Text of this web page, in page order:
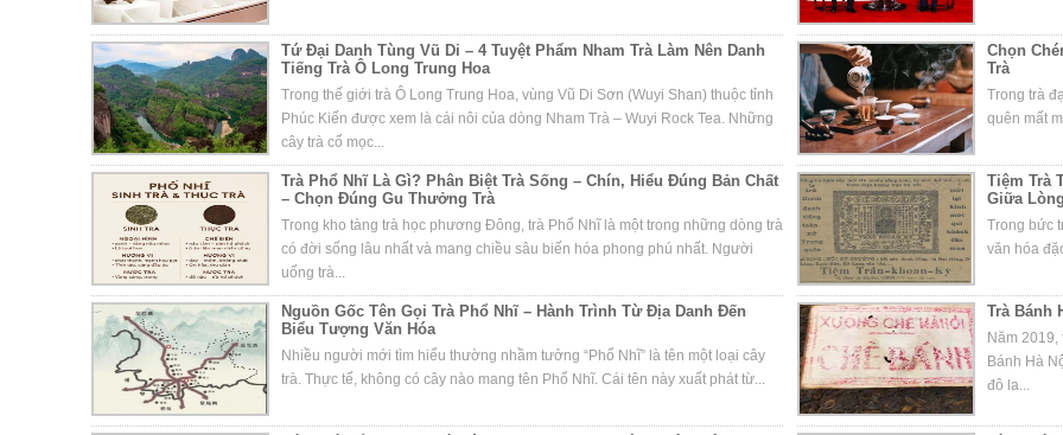
Tứ Đại Danh Tùng Vũ Di – 4 Tuyệt Phẩm Nham Trà Làm Nên Danh
Tiếng Trà Ô Long Trung Hoa
Trong thế giới trà Ô Long Trung Hoa, vùng Vũ Di Sơn (Wuyi Shan) thuộc tỉnh
Phúc Kiến được xem là cái nôi của dòng Nham Trà – Wuyi Rock Tea. Những
cây trà cổ mọc...
Chọn
Trà
Trong trà
quên mất
Trà Phổ Nhĩ Là Gì? Phân Biệt Trà Sống – Chín, Hiểu Đúng Bản Chất
– Chọn Đúng Gu Thưởng Trà
Trong kho tàng trà học phương Đông, trà Phổ Nhĩ là một trong những dòng trà
có đời sống lâu nhất và mang chiều sâu biến hóa phong phú nhất. Người
uống trà...
Tiệm Trà
Giữa
Trong bức
văn hóa
Nguồn Gốc Tên Gọi Trà Phổ Nhĩ – Hành Trình Từ Địa Danh Đến
Biểu Tượng Văn Hóa
Nhiều người mới tìm hiểu thường nhầm tưởng “Phổ Nhĩ” là tên một loại cây
trà. Thực tế, không có cây nào mang tên Phổ Nhĩ. Cái tên này xuất phát từ...
Trà Bánh
Năm 2019,
Bánh Hà
đô la...